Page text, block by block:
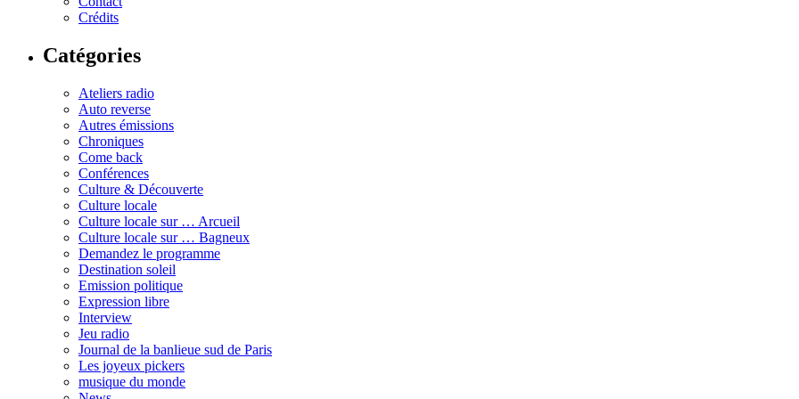
Crédits
Catégories
Ateliers radio
Auto reverse
Autres émissions
Chroniques
Come back
Conférences
Culture & Découverte
Culture locale
Culture locale sur … Arcueil
Culture locale sur … Bagneux
Demandez le programme
Destination soleil
Emission politique
Expression libre
Interview
Jeu radio
Journal de la banlieue sud de Paris
Les joyeux pickers
musique du monde